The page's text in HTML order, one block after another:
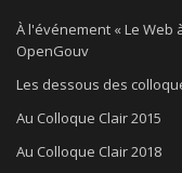
À l'événement « Le Web
OpenGouv
Les dessous des
Au Colloque Clair 2015
Au Colloque Clair 2018